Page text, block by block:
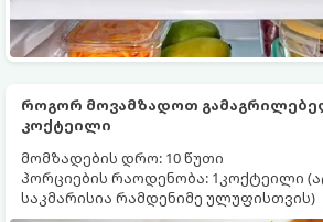
როგორ მოვამზადოთ
კოქტეილი
მომზადების დრო: 10 წუთი
პორციების რაოდენობა: 1კოქტეილი
საკმარისია რამდენიმე ულუფისთვის)